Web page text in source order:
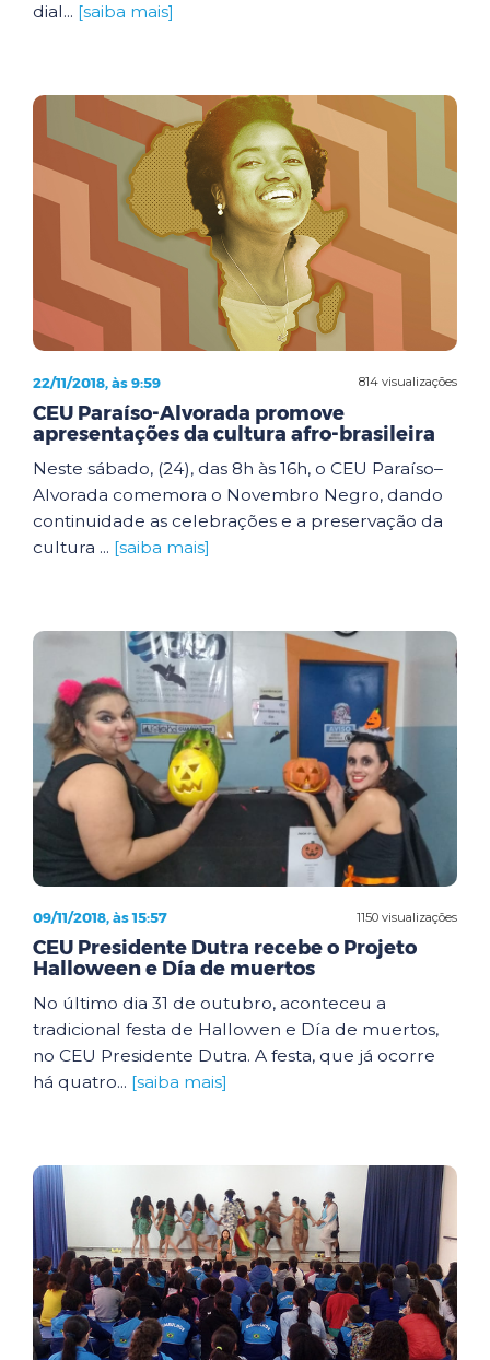
dial... [saiba mais]
814 visualizações
22/11/2018, às 9:59
CEU Paraíso-Alvorada promove
apresentações da cultura afro-brasileira
Neste sábado, (24), das 8h às 16h, o CEU Paraíso–
Alvorada comemora o Novembro Negro, dando
continuidade as celebrações e a preservação da
cultura ... [saiba mais]
1150 visualizações
09/11/2018, às 15:57
CEU Presidente Dutra recebe o Projeto
Halloween e Día de muertos
No último dia 31 de outubro, aconteceu a
tradicional festa de Hallowen e Día de muertos,
no CEU Presidente Dutra. A festa, que já ocorre
há quatro... [saiba mais]